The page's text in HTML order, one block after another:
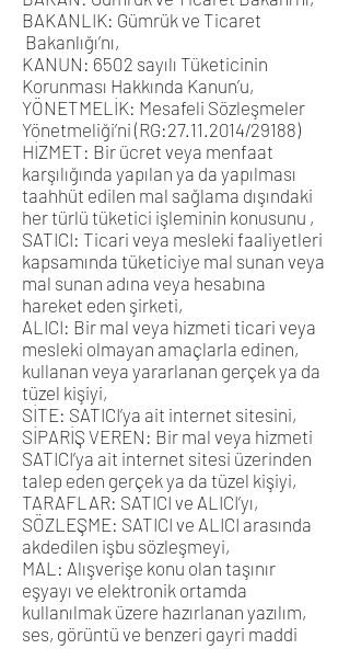
BAKANLIK: Gümrük ve Ticaret
Bakanlığı’nı,
KANUN: 6502 sayılı Tüketicinin
Korunması Hakkında Kanun’u,
YÖNETMELİK: Mesafeli Sözleşmeler
Yönetmeliği’ni (RG:27.11.2014/29188)
HİZMET: Bir ücret veya menfaat
karşılığında yapılan ya da yapılması
taahhüt edilen mal sağlama dışındaki
her türlü tüketici işleminin konusunu ,
SATICI: Ticari veya mesleki faaliyetleri
kapsamında tüketiciye mal sunan veya
mal sunan adına veya hesabına
hareket eden şirketi,
ALICI: Bir mal veya hizmeti ticari veya
mesleki olmayan amaçlarla edinen,
kullanan veya yararlanan gerçek ya da
tüzel kişiyi,
SİTE: SATICI’ya ait internet sitesini,
SİPARİŞ VEREN: Bir mal veya hizmeti
SATICI’ya ait internet sitesi üzerinden
talep eden gerçek ya da tüzel kişiyi,
TARAFLAR: SATICI ve ALICI’yı,
SÖZLEŞME: SATICI ve ALICI arasında
akdedilen işbu sözleşmeyi,
MAL: Alışverişe konu olan taşınır
eşyayı ve elektronik ortamda
kullanılmak üzere hazırlanan yazılım,
ses, görüntü ve benzeri gayri maddi